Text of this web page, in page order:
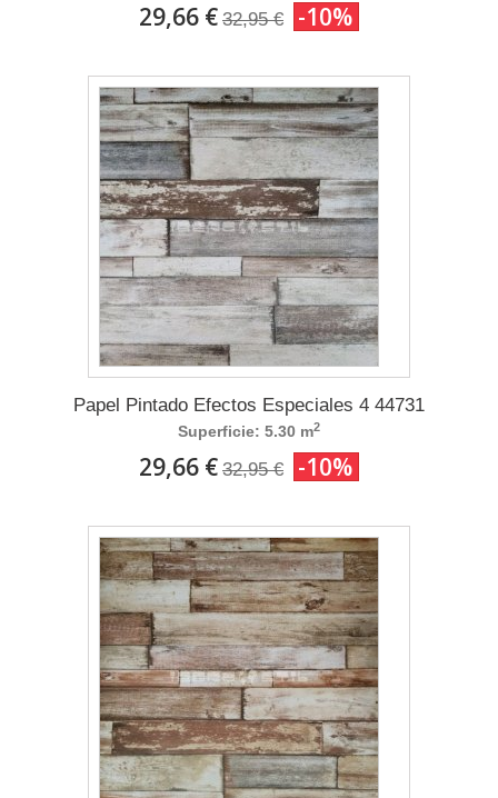
29,66 € 32,95 € -10%
Papel Pintado Efectos Especiales 4 44731
Superficie: 5.30 m2
29,66 € 32,95 € -10%